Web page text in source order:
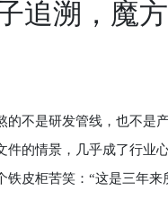
追溯，魔
是研发管线，也不是
件的情景，几乎成了行业
皮柜苦笑：“这是三年